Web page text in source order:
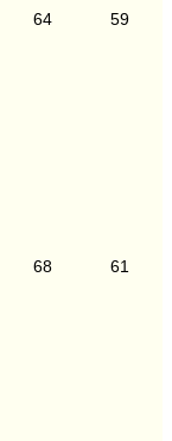
64 59
68 61